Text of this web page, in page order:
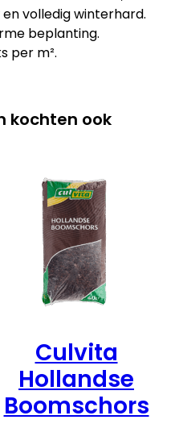
volledig winterhard.
beplanting.
per m².
kochten ook
Culvita
Hollandse
Boomschors